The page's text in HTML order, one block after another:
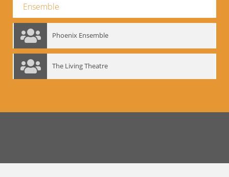
Ensemble
Phoenix Ensemble
The Living Theatre